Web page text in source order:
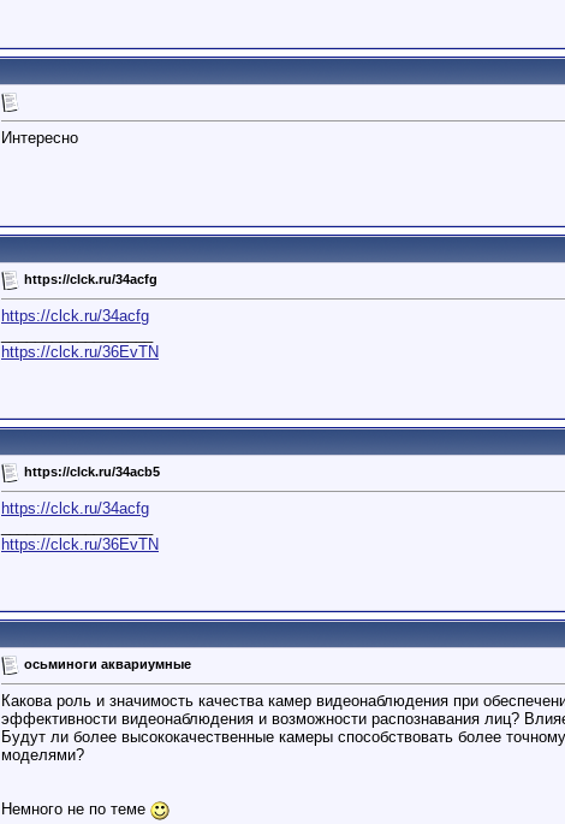
Интересно
https://clck.ru/34acfg
https://clck.ru/34acfg
https://clck.ru/36EvTN
https://clck.ru/34acb5
https://clck.ru/34acfg
https://clck.ru/36EvTN
осьминоги аквариумные
Какова роль и значимость качества камер видеонаблюдения при
эффективности видеонаблюдения и возможности распознавания лиц?
Будут ли более высококачественные камеры способствовать более
моделями?
Немного не по теме